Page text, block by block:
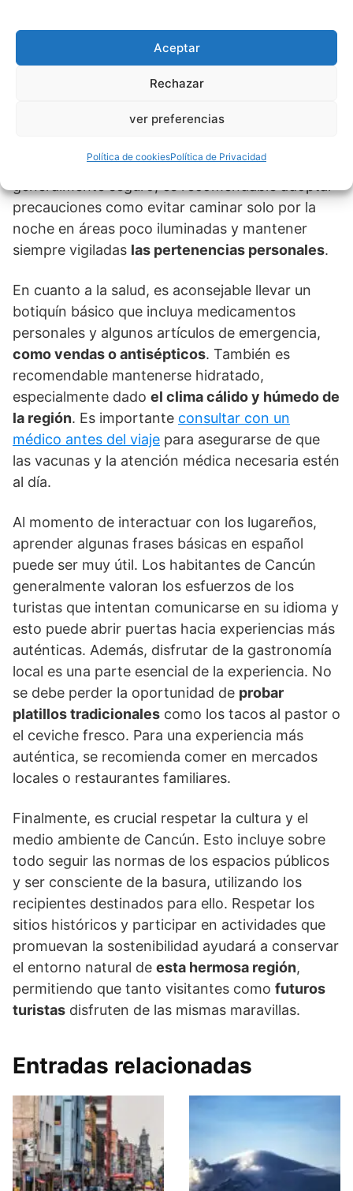
Aceptar
Rechazar
ver preferencias
Política de cookiesPolítica de Privacidad
Viajar a Cancún
puede ser una experiencia
inolvidable si se consideran ciertos aspectos
placentera y segura . En primer lugar, es
Aunque Cancún es un destino turístico popular y
generalmente seguro, es recomendable adoptar
precauciones como evitar caminar solo por la
noche en áreas poco iluminadas y mantener
siempre vigiladas las pertenencias personales.
En cuanto a la salud, es aconsejable llevar un
botiquín básico que incluya medicamentos
personales y algunos artículos de emergencia,
como vendas o antisépticos. También es
recomendable mantenerse hidratado,
especialmente dado el clima cálido y húmedo de
la región. Es importante consultar con un
médico antes del viaje para asegurarse de que
las vacunas y la atención médica necesaria estén
al día.
Al momento de interactuar con los lugareños,
aprender algunas frases básicas en español
puede ser muy útil. Los habitantes de Cancún
generalmente valoran los esfuerzos de los
turistas que intentan comunicarse en su idioma y
esto puede abrir puertas hacia experiencias más
auténticas. Además, disfrutar de la gastronomía
local es una parte esencial de la experiencia. No
se debe perder la oportunidad de probar
platillos tradicionales como los tacos al pastor o
el ceviche fresco. Para una experiencia más
auténtica, se recomienda comer en mercados
locales o restaurantes familiares.
Finalmente, es crucial respetar la cultura y el
medio ambiente de Cancún. Esto incluye sobre
todo seguir las normas de los espacios públicos
y ser consciente de la basura, utilizando los
recipientes destinados para ello. Respetar los
sitios históricos y participar en actividades que
promuevan la sostenibilidad ayudará a conservar
el entorno natural de esta hermosa región,
permitiendo que tanto visitantes como futuros
turistas disfruten de las mismas maravillas.
Entradas relacionadas